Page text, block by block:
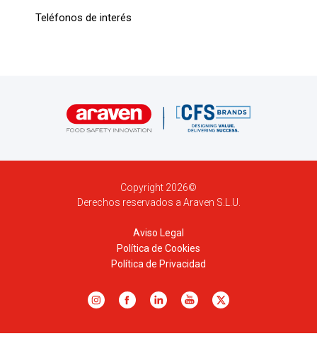
Teléfonos de interés
Copyright 2026©
Derechos reservados a Araven S.L.U.
Aviso Legal
Política de Cookies
Política de Privacidad